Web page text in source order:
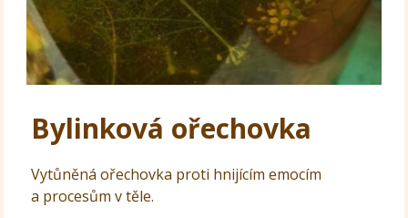
Bylinková ořechovka
Vytůněná ořechovka proti hnijícím emocím
a procesům v těle.